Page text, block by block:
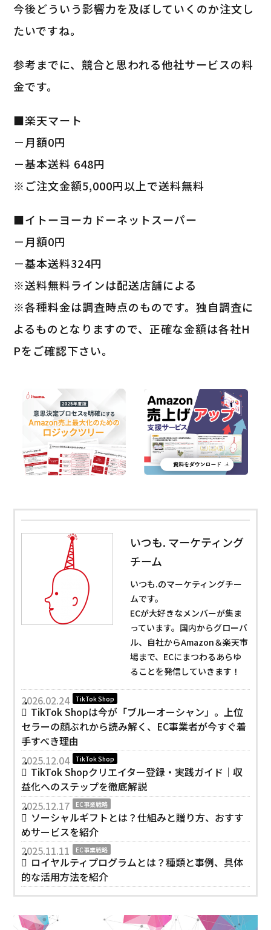
今後どういう影響力を及ぼしていくのか注文し
たいですね。
参考までに、競合と思われる他社サービスの料
金です。
■楽天マート
－月額0円
－基本送料 648円
※ご注文金額5,000円以上で送料無料
■イトーヨーカドーネットスーパー
－月額0円
－基本送料324円
※送料無料ラインは配送店舗による
※各種料金は調査時点のものです。独自調査に
よるものとなりますので、正確な金額は各社H
Pをご確認下さい。
いつも. マーケティング
チーム
いつも.のマーケティングチー
ムです。
ECが大好きなメンバーが集ま
っています。国内からグローバ
ル、自社からAmazon＆楽天市
場まで、ECにまつわるあらゆ
ることを発信していきます！
2026.02.24 TikTok Shop
TikTok Shopは今が「ブルーオーシャン」。上位
セラーの顔ぶれから読み解く、EC事業者が今すぐ着
手すべき理由
2025.12.04
TikTok Shop
TikTok Shopクリエイター登録・実践ガイド｜収
益化へのステップを徹底解説
2025.12.17
EC事業戦略
ソーシャルギフトとは？仕組みと贈り方、おすす
めサービスを紹介
2025.11.11
EC事業戦略
ロイヤルティプログラムとは？種類と事例、具体
的な活用方法を紹介